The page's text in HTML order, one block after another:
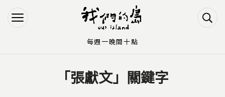
Jump to Navigation
Jump to Main content
「張獻文」關鍵字
每週一晚間十點